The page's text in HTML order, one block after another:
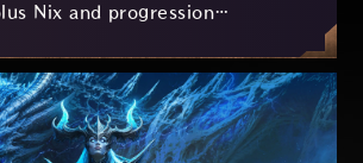
Nix and progression